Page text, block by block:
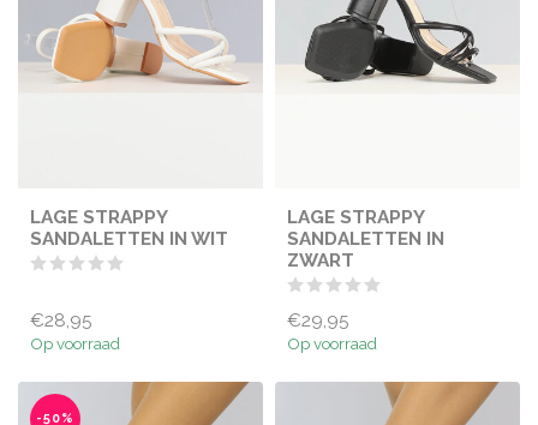
LAGE STRAPPY
SANDALETTEN IN WIT
€28,95
Op voorraad
LAGE STRAPPY
SANDALETTEN IN
ZWART
€29,95
Op voorraad
-50%